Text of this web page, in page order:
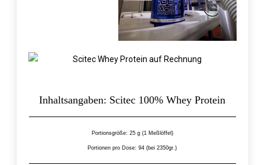
Inhaltsangaben: Scitec 100% Whey Protein
Portionsgröße: 25 g (1 Meßlöffel)
Portionen pro Dose: 94 (bei 2350gr.)